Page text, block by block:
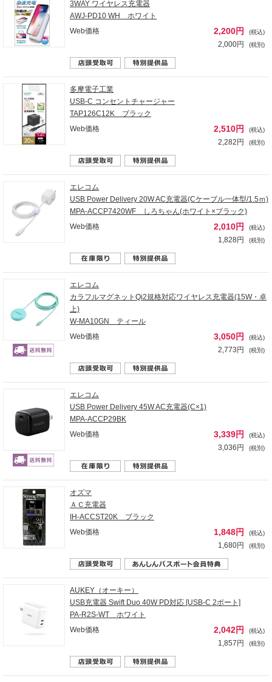
3WAY ワイヤレス充電器
AWJ-PD10 WH ホワイト
Web価格
2,200円 (税込)
2,000円 (税別)
多摩電子工業
USB-C コンセントチャージャー
TAP126C12K ブラック
Web価格
2,510円 (税込)
2,282円 (税別)
エレコム
USB Power Delivery 20W AC充電器(Cケーブル一体型/1.5ｍ)
MPA-ACCP7420WF しろちゃん(ホワイト×ブラック)
Web価格
2,010円 (税込)
1,828円 (税別)
エレコム
カラフルマグネットQi2規格対応ワイヤレス充電器(15W・卓
上)
W-MA10GN ティール
Web価格
3,050円 (税込)
2,773円 (税別)
エレコム
USB Power Delivery 45W AC充電器(C×1)
MPA-ACCP29BK
Web価格
3,339円 (税込)
3,036円 (税別)
オズマ
ＡＣ充電器
IH-ACCST20K ブラック
Web価格
1,848円 (税込)
1,680円 (税別)
AUKEY（オーキー）
USB充電器 Swift Duo 40W PD対応 [USB-C 2ポート]
PA-R2S-WT ホワイト
Web価格
2,042円 (税込)
1,857円 (税別)